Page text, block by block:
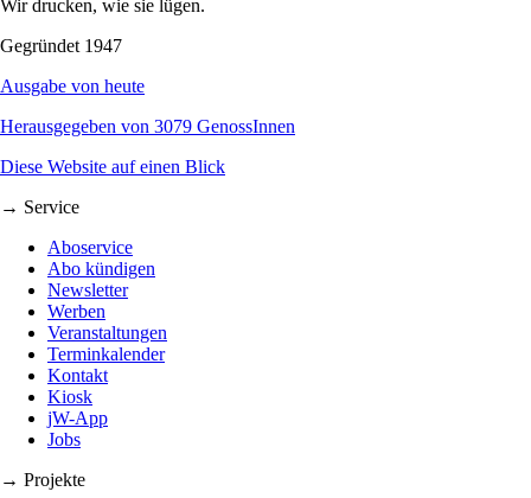
Wir drucken, wie sie lügen.
Gegründet 1947
Ausgabe von heute
Herausgegeben von 3079 GenossInnen
Diese Website auf einen Blick
→ Service
Aboservice
Abo kündigen
Newsletter
Werben
Veranstaltungen
Terminkalender
Kontakt
Kiosk
jW-App
Jobs
→ Projekte